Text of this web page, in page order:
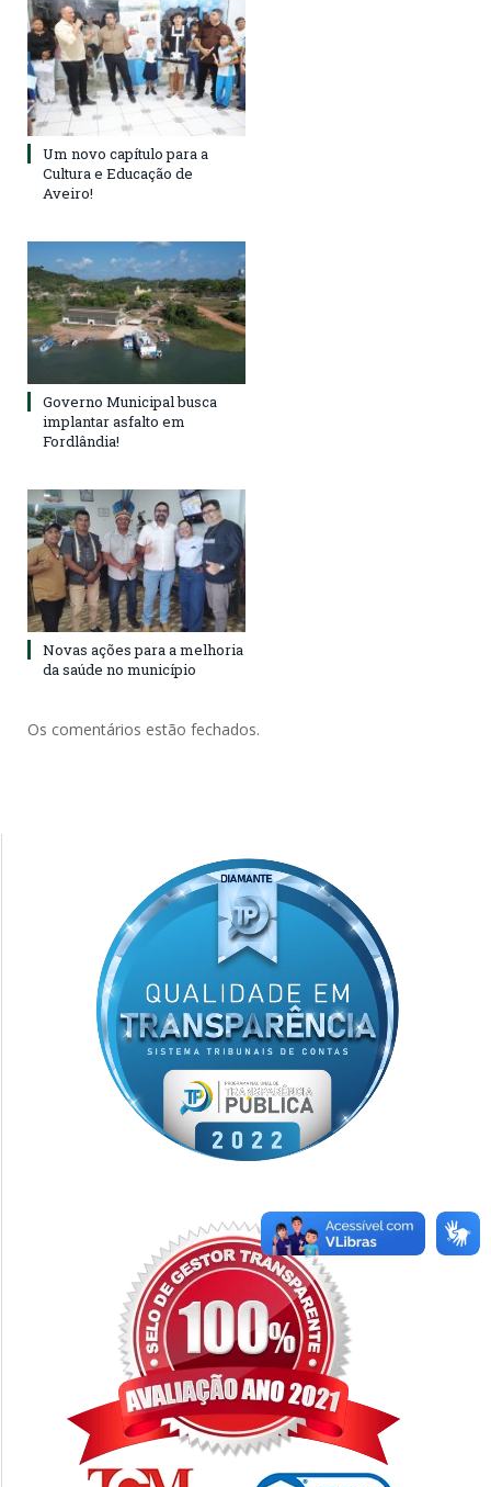
Um novo capítulo para a
Cultura e Educação de
Aveiro!
Governo Municipal busca
implantar asfalto em
Fordlândia!
Novas ações para a melhoria
da saúde no município
Os comentários estão fechados.